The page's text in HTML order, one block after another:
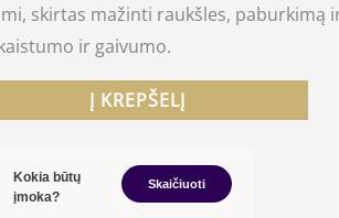
skirtas mažinti raukšles, paburkimą
ir gaivumo.
Į KREPŠELĮ
Kokia būtų
įmoka?
Skaičiuoti